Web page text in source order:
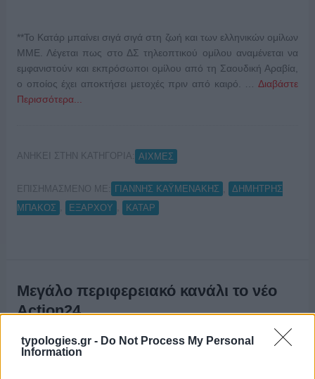
typologies.gr - Do Not Process My Personal
Information
**Το Κατάρ μπαίνει σιγά σιγά στη ζωή και των ελληνικών ομίλων
ΜΜΕ. Λέγεται πως στο ΔΣ τηλεοπτικού ομίλου αναμένεται να
εμφανιστούν και εκπρόσωποι ομίλου από τη Σαουδική Αραβία,
ο οποίος έχει αποκτήσει μετοχές πριν από καιρό. …Διαβάστε
Περισσότερα...
ΑΝΗΚΕΙ ΣΤΗΝ ΚΑΤΗΓΟΡΙΑ: ΑΙΧΜΕΣ
ΕΠΙΣΗΜΑΣΜΕΝΟ ΜΕ: ΓΙΑΝΝΗΣ ΚΑΫΜΕΝΑΚΗΣ
ΔΗΜΗΤΡΗΣ
ΜΠΑΚΟΣ
ΕΞΑΡΧΟΥ ΚΑΤΑΡ
Μεγάλο περιφερειακό κανάλι το νέο
Action24
22/10/2023